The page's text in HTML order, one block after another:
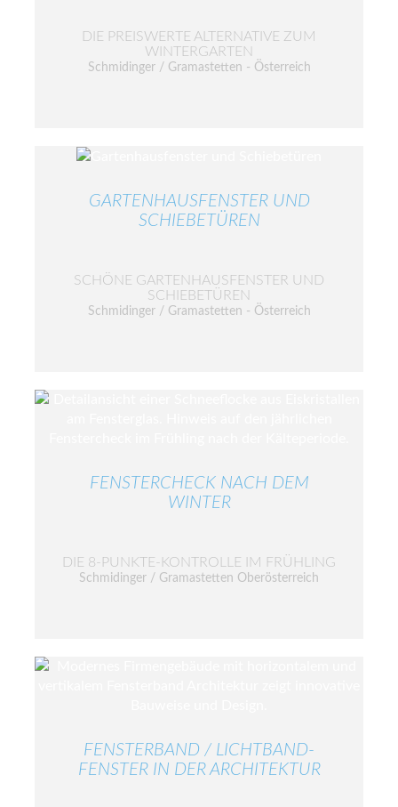
DIE PREISWERTE ALTERNATIVE ZUM
WINTERGARTEN
Schmidinger / Gramastetten - Österreich
GARTENHAUSFENSTER UND
SCHIEBETÜREN
SCHÖNE GARTENHAUSFENSTER UND
SCHIEBETÜREN
Schmidinger / Gramastetten - Österreich
FENSTERCHECK NACH DEM
WINTER
DIE 8-PUNKTE-KONTROLLE IM FRÜHLING
Schmidinger / Gramastetten Oberösterreich
FENSTERBAND / LICHTBAND-
FENSTER IN DER ARCHITEKTUR